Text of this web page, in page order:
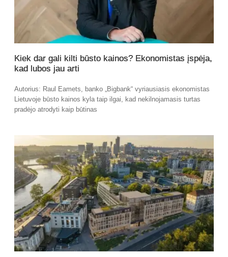
Kiek dar gali kilti būsto kainos? Ekonomistas įspėja,
kad lubos jau arti
Autorius: Raul Eamets, banko „Bigbank“ vyriausiasis ekonomistas
Lietuvoje būsto kainos kyla taip ilgai, kad nekilnojamasis turtas
pradėjo atrodyti kaip būtinas